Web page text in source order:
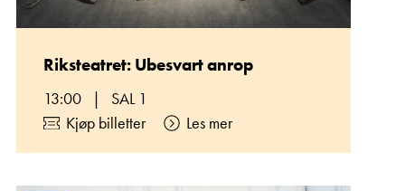
Riksteatret: Ubesvart anrop
13:00 |
SAL 1
Kjøp billetter
Les mer